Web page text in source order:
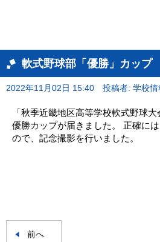
軟式野球部「優勝」カップ
2022年11月02日 15:40 投稿者: 学校
「秋季近畿地区高等学校軟式野球
優勝カップが届きました。 正確に
ので、記念撮影を行いました。
前へ